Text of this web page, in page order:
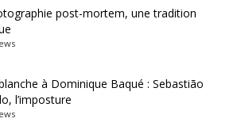
post-mortem, une tradition
à Dominique Baqué : Sebastião
l’imposture